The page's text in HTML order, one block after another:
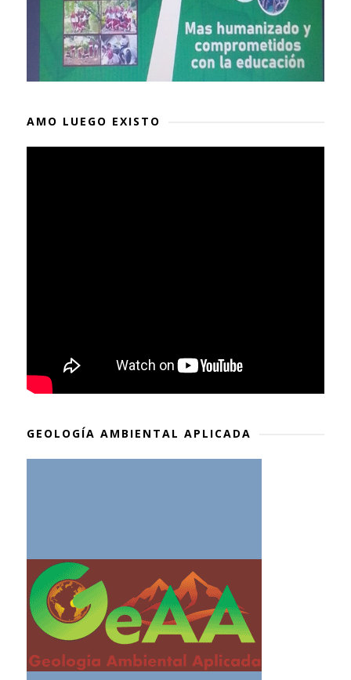
AMO LUEGO EXISTO
GEOLOGÍA AMBIENTAL APLICADA